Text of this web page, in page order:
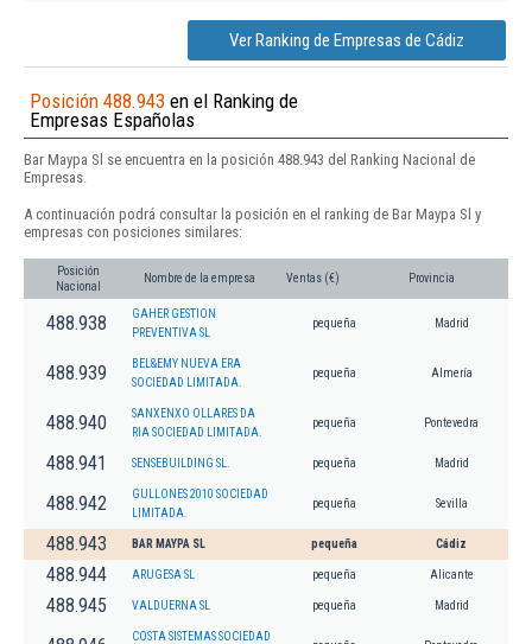
Ver Ranking de Empresas de Cádiz
Posición 488.943 en el Ranking de
Empresas Españolas
Bar Maypa Sl se encuentra en la posición 488.943 del Ranking Nacional de
Empresas.
A continuación podrá consultar la posición en el ranking de Bar Maypa Sl y
empresas con posiciones similares:
Posición
Nacional
Nombre de la empresa Ventas (€) Provincia
488.938
GAHER GESTION
PREVENTIVA SL
pequeña Madrid
488.939
BEL&EMY NUEVA ERA
SOCIEDAD LIMITADA.
pequeña Almería
488.940
SANXENXO OLLARES DA
RIA SOCIEDAD LIMITADA.
pequeña Pontevedra
488.941 SENSEBUILDING SL. pequeña Madrid
488.942
GULLONES 2010 SOCIEDAD
LIMITADA.
pequeña Sevilla
488.943 BAR MAYPA SL pequeña Cádiz
488.944 ARUGESA SL pequeña Alicante
488.945 VALDUERNA SL pequeña Madrid
COSTA SISTEMAS SOCIEDAD